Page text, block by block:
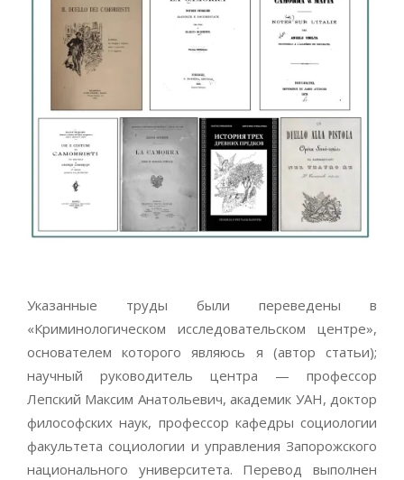
Указанные труды были переведены в
«Криминологическом исследовательском центре»,
основателем которого являюсь я (автор статьи);
научный руководитель центра — профессор
Лепский Максим Анатольевич, академик УАН, доктор
философских наук, профессор кафедры социологии
факультета социологии и управления Запорожского
национального университета. Перевод выполнен